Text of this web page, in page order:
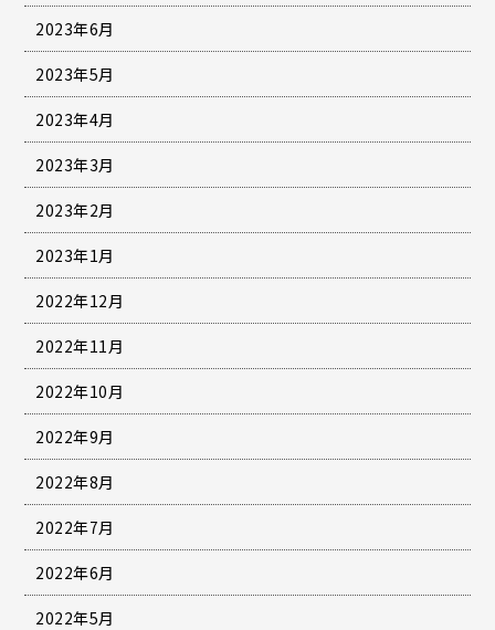
2023年6月
2023年5月
2023年4月
2023年3月
2023年2月
2023年1月
2022年12月
2022年11月
2022年10月
2022年9月
2022年8月
2022年7月
2022年6月
2022年5月